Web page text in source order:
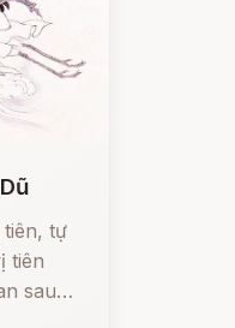
tự
tiên